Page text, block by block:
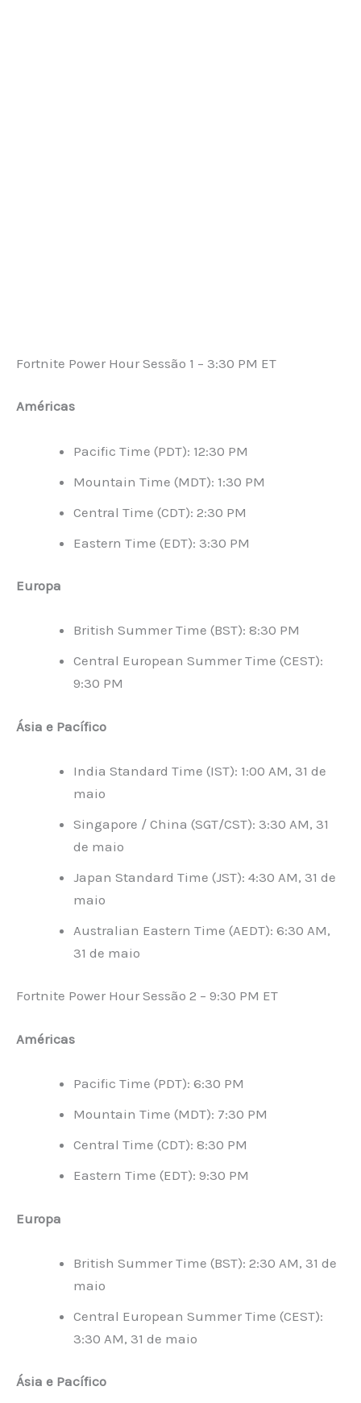
Fortnite Power Hour Sessão 1 – 3:30 PM ET
Américas
Pacific Time (PDT): 12:30 PM
Mountain Time (MDT): 1:30 PM
Central Time (CDT): 2:30 PM
Eastern Time (EDT): 3:30 PM
Europa
British Summer Time (BST): 8:30 PM
Central European Summer Time (CEST):
9:30 PM
Ásia e Pacífico
India Standard Time (IST): 1:00 AM, 31 de
maio
Singapore / China (SGT/CST): 3:30 AM, 31
de maio
Japan Standard Time (JST): 4:30 AM, 31 de
maio
Australian Eastern Time (AEDT): 6:30 AM,
31 de maio
Fortnite Power Hour Sessão 2 – 9:30 PM ET
Américas
Pacific Time (PDT): 6:30 PM
Mountain Time (MDT): 7:30 PM
Central Time (CDT): 8:30 PM
Eastern Time (EDT): 9:30 PM
Europa
British Summer Time (BST): 2:30 AM, 31 de
maio
Central European Summer Time (CEST):
3:30 AM, 31 de maio
Ásia e Pacífico